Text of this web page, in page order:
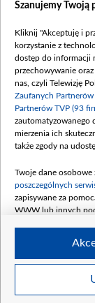
mln,
Data
Data
4
©
Szanujemy Twoją
Kliknij "Akceptuję i
korzystanie z
dostęp do informacji
przechowywanie
nas, czyli Telewizję
Zaufanych
Partnerów TVP (93
zautomatyzowanego
mierzenia ich
także zgody na
Twoje dane osobowe
poszczególnych
zapisywane za
WWW lub innych
Twoje dane